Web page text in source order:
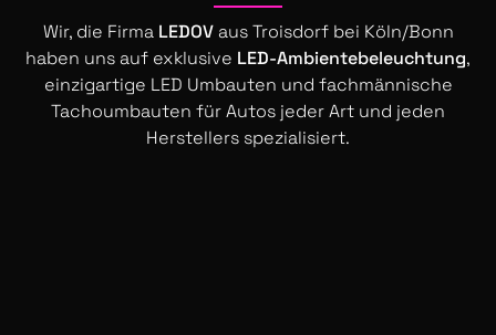
Wir, die Firma LEDOVaus Troisdorf bei Köln/Bonn
haben uns auf exklusive LED-Ambientebeleuchtung,
einzigartige LED Umbauten und fachmännische
Tachoumbauten für Autos jeder Art und jeden
Herstellers spezialisiert.